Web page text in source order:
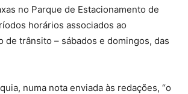
no Parque de Estacionamento de
horários associados ao
de trânsito – sábados e domingos, das
numa nota enviada às redações, “o